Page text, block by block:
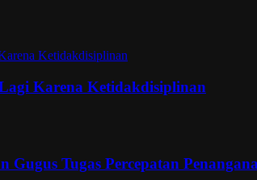
Karena Ketidakdisiplinan
Gugus Tugas Percepatan